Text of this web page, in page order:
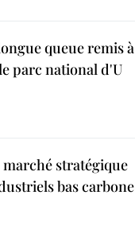
queue remis à
parc national d'U
stratégique
bas carbone